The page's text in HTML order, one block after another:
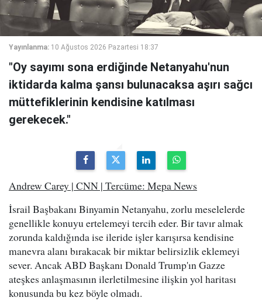
Yayınlanma: 10 Ağustos 2026 Pazartesi 18:37
"Oy sayımı sona erdiğinde Netanyahu'nun
iktidarda kalma şansı bulunacaksa aşırı sağcı
müttefiklerinin kendisine katılması
gerekecek."
Andrew Carey | CNN | Tercüme: Mepa News
İsrail Başbakanı Binyamin Netanyahu, zorlu meselelerde
genellikle konuyu ertelemeyi tercih eder. Bir tavır almak
zorunda kaldığında ise ileride işler karışırsa kendisine
manevra alanı bırakacak bir miktar belirsizlik eklemeyi
sever. Ancak ABD Başkanı Donald Trump'ın Gazze
ateşkes anlaşmasının ilerletilmesine ilişkin yol haritası
konusunda bu kez böyle olmadı.